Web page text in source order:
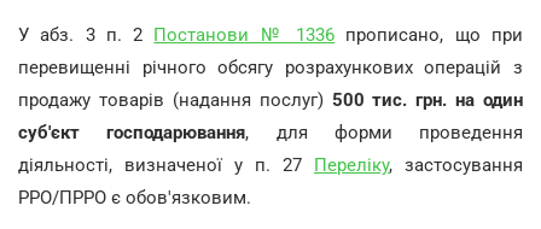
У абз. 3 п. 2 Постанови № 1336 прописано, що при
перевищенні річного обсягу розрахункових операцій з
продажу товарів (надання послуг) 500 тис. грн. на один
суб'єкт господарювання, для форми проведення
діяльності, визначеної у п. 27 Переліку, застосування
РРО/ПРРО є обов'язковим.